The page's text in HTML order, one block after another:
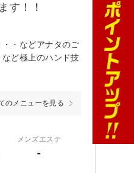
す！！
・などアナタのご
ど極上のハンド技
のメニューを見る
メンズエステ
-